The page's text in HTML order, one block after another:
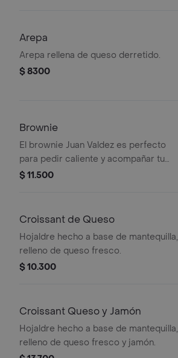
Arepa
Arepa rellena de queso derretido.
$ 8300
Brownie
El brownie Juan Valdez es perfecto
para pedir caliente y acompañar tu
café favorito.
$ 11.500
Croissant de Queso
Hojaldre hecho a base de mantequilla,
relleno de queso fresco.
$ 10.300
Croissant Queso y Jamón
Hojaldre hecho a base de mantequilla,
relleno de queso fresco y jamón.